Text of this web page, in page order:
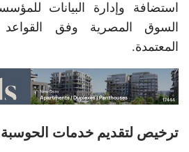
استضافة وإدارة البيانات
السوق المصرية وفق القواعد
المعتمدة.
ترخيص لتقديم خدمات الحوسبة